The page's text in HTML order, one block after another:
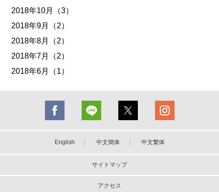
2018年10月（3）
2018年9月（2）
2018年8月（2）
2018年7月（2）
2018年6月（1）
English 中文簡体 中文繁体
サイトマップ
アクセス